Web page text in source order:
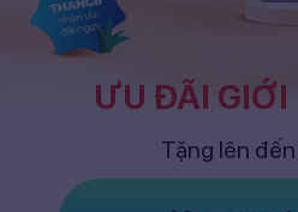
ƯU ĐÃI
Tặng lên đến